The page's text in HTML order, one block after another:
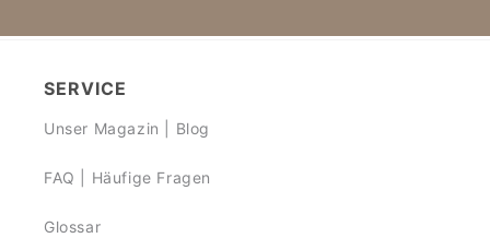
SERVICE
Unser Magazin | Blog
FAQ | Häufige Fragen
Glossar